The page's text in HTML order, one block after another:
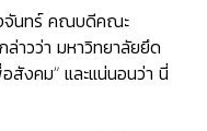
นทร์คณบดีคณะ
าวว่า มหาวิทยาลัยยึด
สังคม” และแน่นอนว่า นี่